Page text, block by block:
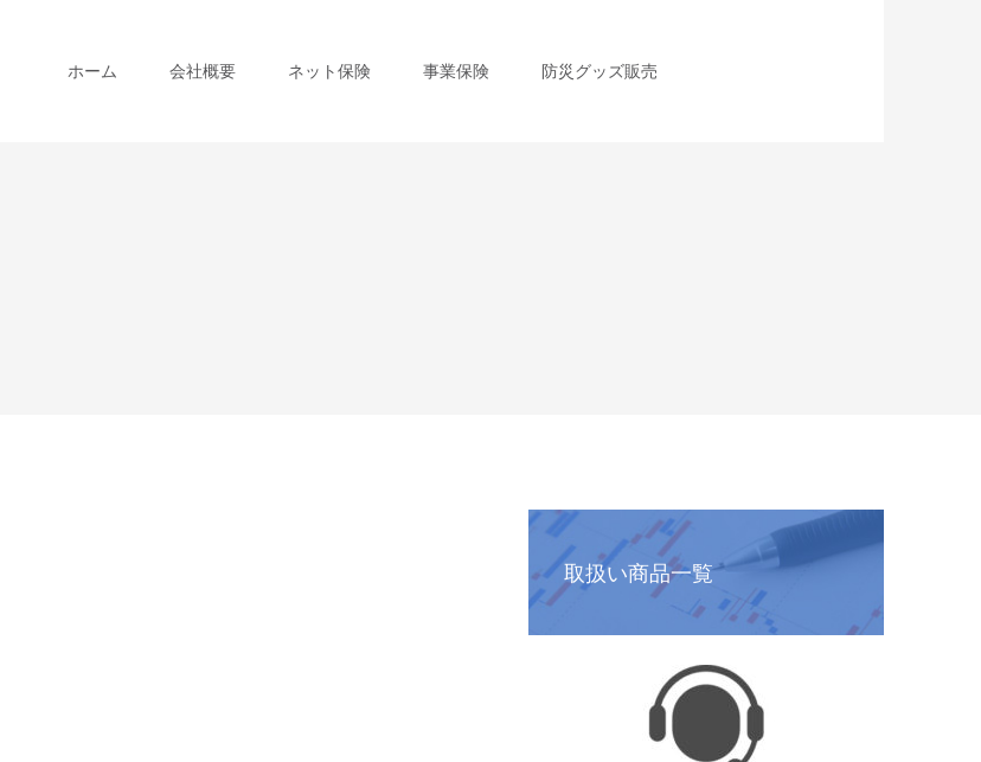
ホーム 会社概要 ネット保険 事業保険 防災グッズ販売
取扱い商品一覧